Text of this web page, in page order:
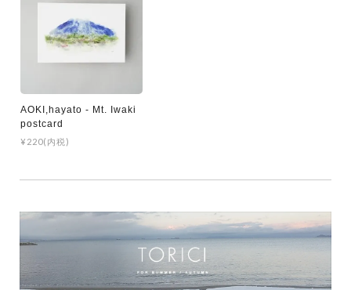
AOKI,hayato - Mt. Iwaki
postcard
¥220(内税)